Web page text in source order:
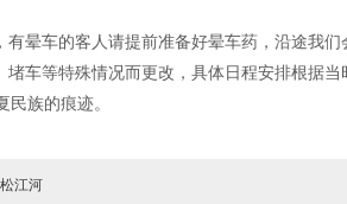
晕车的客人请提前准备好晕车药，沿途我
车等特殊情况而更改，具体日程安排根据
族的痕迹。
松江河